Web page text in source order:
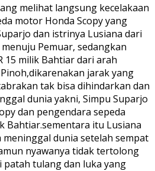
melihat langsung kecelakaan
motor Honda Scopy yang
dan istrinya Lusiana dari
Pemuar, sedangkan
15 milik Bahtiar dari arah
jarak yang
tak bisa dihindarkan dan
dunia yakni, Simpu Suparjo
dan pengendara sepeda
Bahtiar.sementara itu Lusiana
dunia setelah sempat
nyawanya tidak tertolong
tulang dan luka yang